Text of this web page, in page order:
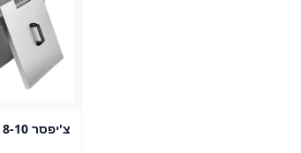
צ'יפסר 8-10 ליטר חד פאזי